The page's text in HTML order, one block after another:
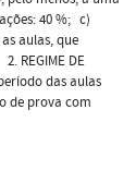
40 %; c)
aulas, que
REGIME DE
das aulas
de prova com